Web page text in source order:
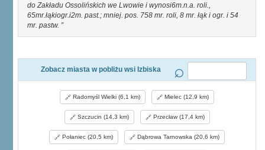
do Zakładu Ossolińskich we Lwowie i wynosi6m.n.a. roli.,
65mr.łąkiogr.i2m. past.; mniej. pos. 758 mr. roli, 8 mr. łąk i ogr. i 54
mr. pastw.
Zobacz miasta w pobliżu wsi Izbiska
Radomyśl Wielki (6,1 km) Mielec (12,9 km)
Szczucin (14,3 km) Przecław (17,4 km)
Połaniec (20,5 km) Dąbrowa Tarnowska (20,6 km)